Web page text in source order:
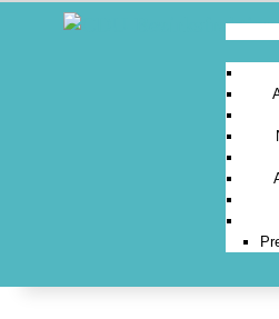
ABGEORDNETE
NORDAKTUELL